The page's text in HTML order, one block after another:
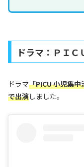
ドラマ：ＰＩＣ
ドラマ「PICU 小児集
で出演しました。